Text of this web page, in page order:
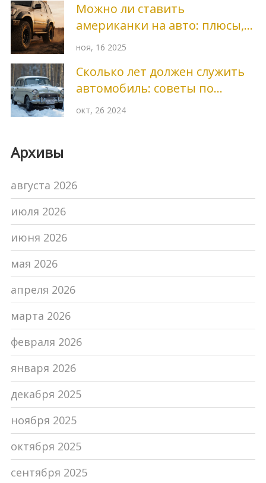
Можно ли ставить
американки на авто: плюсы,
минусы и реальные
ноя, 16 2025
Сколько лет должен служить
автомобиль: советы по
продлению срока службы
окт, 26 2024
Архивы
августа 2026
июля 2026
июня 2026
мая 2026
апреля 2026
марта 2026
февраля 2026
января 2026
декабря 2025
ноября 2025
октября 2025
сентября 2025